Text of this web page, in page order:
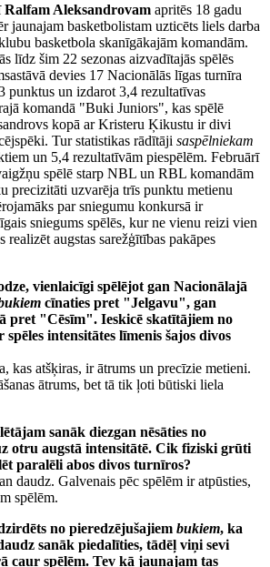
Ralfam Aleksandrovam apritēs 18 gadu
jaunajam basketbolistam uzticēts liels darba
basketbola skanīgākajām komandām.
līdz šim 22 sezonas aizvadītajās spēlēs
devies 17 Nacionālās līgas turnīra
punktus un izdarot 3,4 rezultatīvas
komandā "Buki Juniors", kas spēlē
kopā ar Kristeru Ķikustu ir divi
Tur statistikas rādītāji saspēlniekam
un 5,4 rezultatīvām piespēlēm. Februārī
spēlē starp NBL un RBL komandām
precizitāti uzvarēja trīs punktu metienu
par sniegumu konkursā ir
sniegums spēlēs, kur ne vienu reizi vien
realizēt augstas sarežģītības pakāpes
vienlaicīgi spēlējot gan Nacionālajā
cīnaties pret "Jelgavu", gan
pret "Cēsīm". Ieskicē skatītājiem no
intensitātes līmenis šajos divos
kas atšķiras, ir ātrums un precīzie metieni.
ātrums, bet tā tik ļoti būtiski liela
sanāk diezgan nēsāties no
otru augstā intensitātē. Cik fiziski grūti
paralēli abos divos turnīros?
daudz. Galvenais pēc spēlēm ir atpūsties,
spēlēm.
no pieredzējušajiem bukiem, ka
sanāk piedalīties, tādēļ viņi sevi
caur spēlēm. Tev kā jaunajam tas